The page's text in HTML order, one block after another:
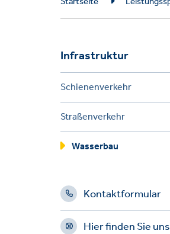
Infrastruktur
Schienenverkehr
Straßenverkehr
Wasserbau
Kontaktformular
Hier finden Sie uns